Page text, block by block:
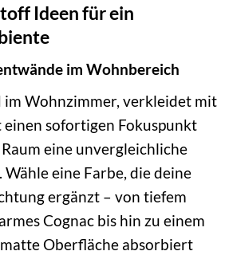
Ideen für ein
im Wohnbereich
im Wohnzimmer, verkleidet mit
sofortigen Fokuspunkt
eine unvergleichliche
eine Farbe, die deine
ergänzt – von tiefem
Cognac bis hin zu einem
Oberfläche absorbiert